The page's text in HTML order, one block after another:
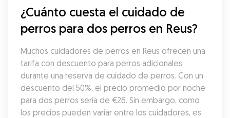
¿Cuánto cuesta el cuidado de
perros para dos perros en Reus?
Muchos cuidadores de perros en Reus ofrecen una
tarifa con descuento para perros adicionales
durante una reserva de cuidado de perros. Con un
descuento del 50%, el precio promedio por noche
para dos perros sería de €26. Sin embargo, como
los precios pueden variar entre los cuidadores, es